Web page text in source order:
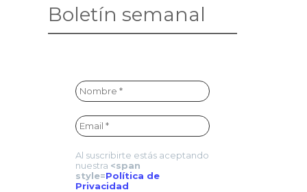
Boletín semanal
Al suscribirte estás aceptando
nuestra <span
style=Política de
Privacidad